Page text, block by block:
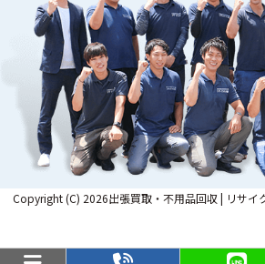
Copyright (C) 2026出張買取・不用品回収 | リサイ